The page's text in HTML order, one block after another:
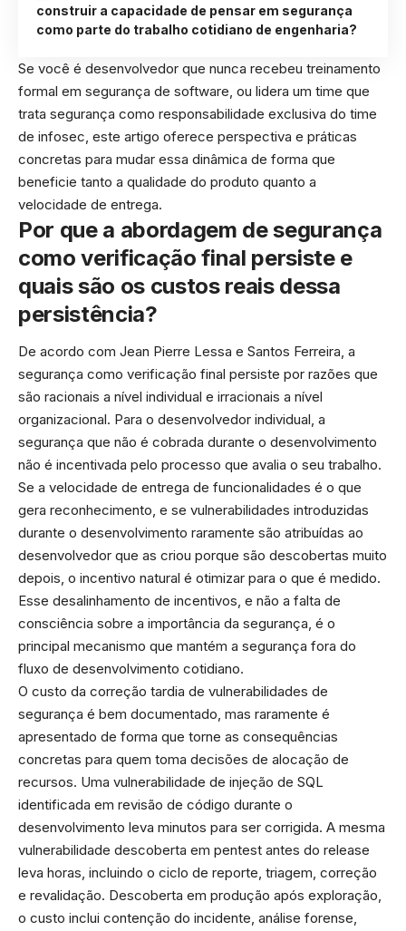
construir a capacidade de pensar em segurança
como parte do trabalho cotidiano de engenharia?
Se você é desenvolvedor que nunca recebeu treinamento
formal em segurança de software, ou lidera um time que
trata segurança como responsabilidade exclusiva do time
de infosec, este artigo oferece perspectiva e práticas
concretas para mudar essa dinâmica de forma que
beneficie tanto a qualidade do produto quanto a
velocidade de entrega.
Por que a abordagem de segurança
como verificação final persiste e
quais são os custos reais dessa
persistência?
De acordo com Jean Pierre Lessa e Santos Ferreira, a
segurança como verificação final persiste por razões que
são racionais a nível individual e irracionais a nível
organizacional. Para o desenvolvedor individual, a
segurança que não é cobrada durante o desenvolvimento
não é incentivada pelo processo que avalia o seu trabalho.
Se a velocidade de entrega de funcionalidades é o que
gera reconhecimento, e se vulnerabilidades introduzidas
durante o desenvolvimento raramente são atribuídas ao
desenvolvedor que as criou porque são descobertas muito
depois, o incentivo natural é otimizar para o que é medido.
Esse desalinhamento de incentivos, e não a falta de
consciência sobre a importância da segurança, é o
principal mecanismo que mantém a segurança fora do
fluxo de desenvolvimento cotidiano.
O custo da correção tardia de vulnerabilidades de
segurança é bem documentado, mas raramente é
apresentado de forma que torne as consequências
concretas para quem toma decisões de alocação de
recursos. Uma vulnerabilidade de injeção de SQL
identificada em revisão de código durante o
desenvolvimento leva minutos para ser corrigida. A mesma
vulnerabilidade descoberta em pentest antes do release
leva horas, incluindo o ciclo de reporte, triagem, correção
e revalidação. Descoberta em produção após exploração,
o custo inclui contenção do incidente, análise forense,